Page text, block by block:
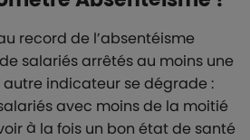
record de l’absentéisme
salariés arrêtés au moins une
autre indicateur se dégrade :
avec moins de la moitié
à la fois un bon état de santé